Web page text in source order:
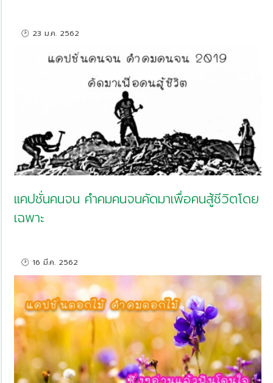
🕑 23 ม.ค. 2562
แคปชั่นคนจน คำคมคนจนคัดมาเพื่อคนสู้ชีวิตโดย
เฉพาะ
🕑 16 มี.ค. 2562